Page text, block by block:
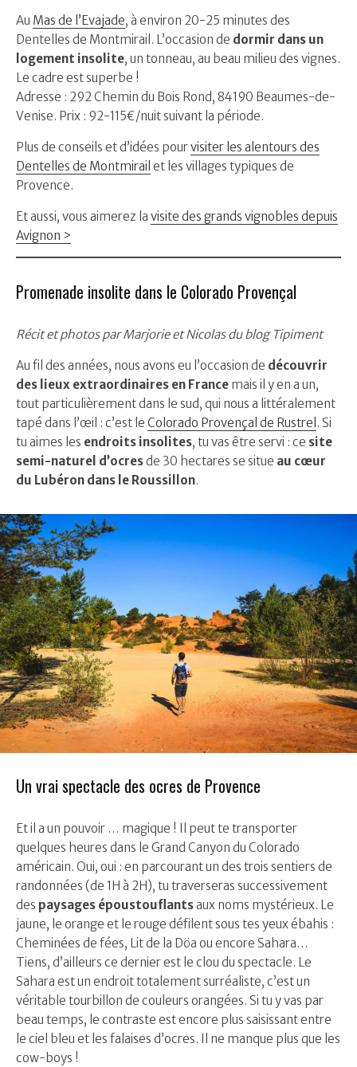
Au Mas de l’Evajade, à environ 20-25 minutes des
Dentelles de Montmirail. L’occasion de dormir dans un
logement insolite, un tonneau, au beau milieu des vignes.
Le cadre est superbe !
Adresse : 292 Chemin du Bois Rond, 84190 Beaumes-de-
Venise. Prix : 92-115€/nuit suivant la période.
Plus de conseils et d’idées pourvisiter les alentours des
Dentelles de Montmirail et les villages typiques de
Provence.
Et aussi, vous aimerez la visite des grands vignobles depuis
Avignon >
Promenade insolite dans le Colorado Provençal
Récit et photos par Marjorie et Nicolas du blog Tipiment
Au fil des années, nous avons eu l’occasion de découvrir
des lieux extraordinaires en France mais il y en a un,
tout particulièrement dans le sud, qui nous a littéralement
tapé dans l’œil : c’est le Colorado Provençal de Rustrel . Si
tu aimes les endroits insolites, tu vas être servi : ce site
semi-naturel d’ocresde 30 hectares se situe au cœur
du Lubéron dans le Roussillon.
Un vrai spectacle des ocres de Provence
Et il a un pouvoir … magique ! Il peut te transporter
quelques heures dans le Grand Canyon du Colorado
américain. Oui, oui : en parcourant un des trois sentiers de
randonnées (de 1H à 2H), tu traverseras successivement
des paysages époustouflantsaux noms mystérieux. Le
jaune, le orange et le rouge défilent sous tes yeux ébahis :
Cheminées de fées, Lit de la Döa ou encore Sahara…
Tiens, d’ailleurs ce dernier est le clou du spectacle. Le
Sahara est un endroit totalement surréaliste, c’est un
véritable tourbillon de couleurs orangées. Si tu y vas par
beau temps, le contraste est encore plus saisissant entre
le ciel bleu et les falaises d’ocres. Il ne manque plus que les
cow-boys !